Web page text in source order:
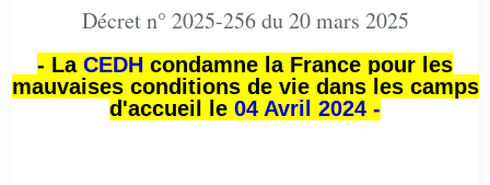
Décret n° 2025-256 du 20 mars 2025
- La CEDH condamne la France pour les
mauvaises conditions de vie dans les camps
d'accueil le 04 Avril 2024 -